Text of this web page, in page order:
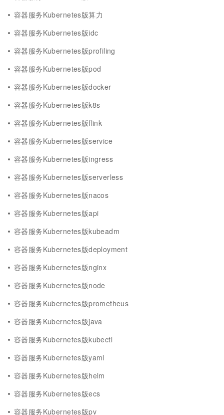
容器服务Kubernetes版算力
容器服务Kubernetes版idc
容器服务Kubernetes版profiling
容器服务Kubernetes版pod
容器服务Kubernetes版docker
容器服务Kubernetes版k8s
容器服务Kubernetes版flink
容器服务Kubernetes版service
容器服务Kubernetes版ingress
容器服务Kubernetes版serverless
容器服务Kubernetes版nacos
容器服务Kubernetes版api
容器服务Kubernetes版kubeadm
容器服务Kubernetes版deployment
容器服务Kubernetes版nginx
容器服务Kubernetes版node
容器服务Kubernetes版prometheus
容器服务Kubernetes版java
容器服务Kubernetes版kubectl
容器服务Kubernetes版yaml
容器服务Kubernetes版helm
容器服务Kubernetes版ecs
容器服务Kubernetes版pv